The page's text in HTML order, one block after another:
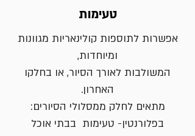
טעימות
אפשרות לתוספות קולינאריות מגוונות
ומיוחדות,
המשולבות לאורך הסיור, או בחלקו
האחרון.
מתאים לחלק ממסלולי הסיורים:
בפלורנטין- טעימות בבתי אוכל